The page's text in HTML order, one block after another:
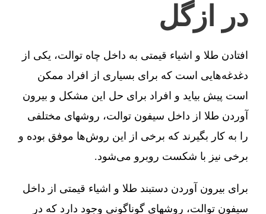
در ازگل
افتادن طلا و اشیاء قیمتی به داخل چاه توالت، یکی از
دغدغه‌هایی است که برای بسیاری از افراد ممکن
است پیش بیاید و افراد برای حل این مشکل و بیرون
آوردن طلا از داخل سیفون توالت، روشهای مختلفی
را به کار بگیرند که برخی از این روش‌ها موفق بوده و
برخی نیز با شکست روبرو می‌شود.
برای بیرون آوردن دستبند طلا و اشیاء قیمتی از داخل
سیفون توالت، روشهای گوناگونی وجود دارد که در